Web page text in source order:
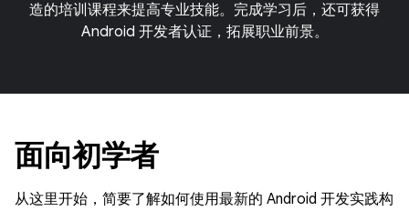
造的培训课程来提高专业技能。完成学习后，还可获得
Android 开发者认证，拓展职业前景。
面向初学者
从这里开始，简要了解如何使用最新的 Android 开发实践构